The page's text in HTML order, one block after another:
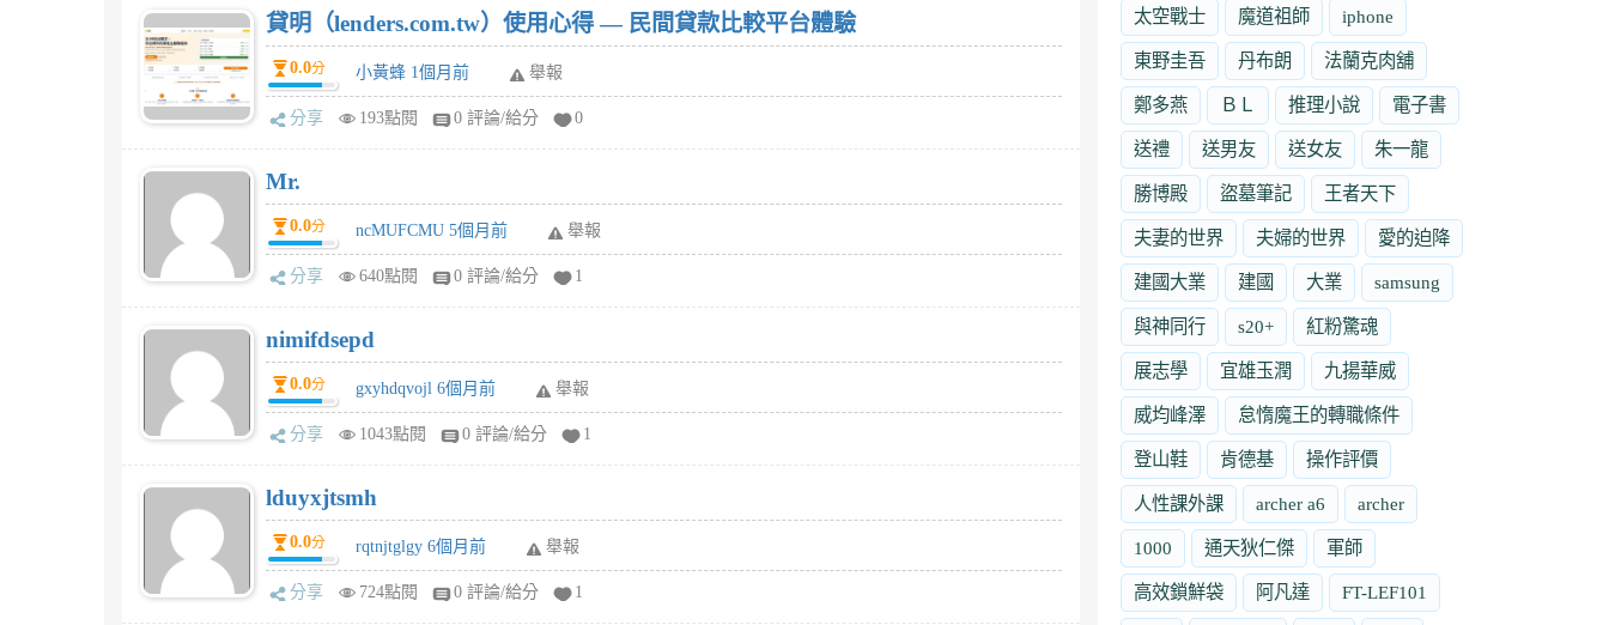
貸明（lenders.com.tw）使用心得 — 民間貸款比較平台體驗
0.0分 小黃蜂 1個月前 舉報
分享 193點閱 0 評論/給分 0
Mr.
0.0分 ncMUFCMU 5個月前 舉報
分享 640點閱 0 評論/給分 1
nimifdsepd
0.0分 gxyhdqvojl 6個月前 舉報
分享 1043點閱 0 評論/給分 1
lduyxjtsmh
0.0分 rqtnjtglgy 6個月前 舉報
分享 724點閱 0 評論/給分 1
太空戰士 魔道祖師 iphone
東野圭吾 丹布朗 法蘭克肉舖
鄭多燕 ＢＬ 推理小說 電子書
送禮 送男友 送女友 朱一龍
勝博殿 盜墓筆記 王者天下
夫妻的世界 夫婦的世界 愛的迫降
建國大業 建國 大業 samsung
與神同行 s20+ 紅粉驚魂
展志學 宜雄玉潤 九揚華威
威均峰澤 怠惰魔王的轉職條件
登山鞋 肯德基 操作評價
人性課外課 archer a6 archer
1000 通天狄仁傑 軍師
高效鎖鮮袋 阿凡達 FT-LEF101